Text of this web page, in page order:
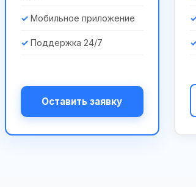
Мобильное приложение
Поддержка 24/7
Оставить заявку